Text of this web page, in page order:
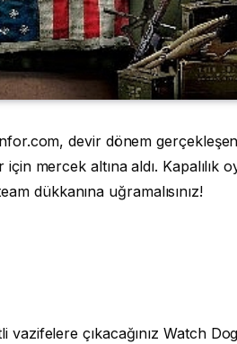
devir dönem
mercek altına aldı. Kapalılık
dükkanına uğramalısınız!
çıkacağınız Watch